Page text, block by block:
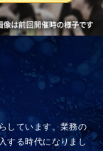
しています。業務の
する時代になりまし